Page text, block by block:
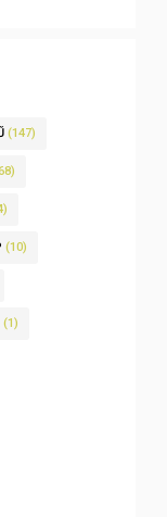
(147)
(10)
(1)